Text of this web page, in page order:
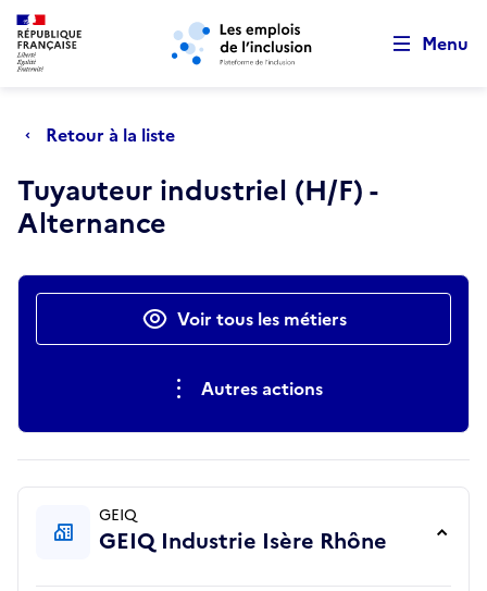
Aller au menu principal Aller au contenu principal
Menu
Retour à la liste
Tuyauteur industriel (H/F) -
Alternance
Actions rapidesVoir tous les métiers
Autres actions
GEIQ
GEIQ Industrie Isère Rhône
Retour au début de la page
Panneau de gestion des cookies